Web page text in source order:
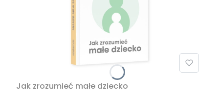
Jak zrozumieć małe dziecko